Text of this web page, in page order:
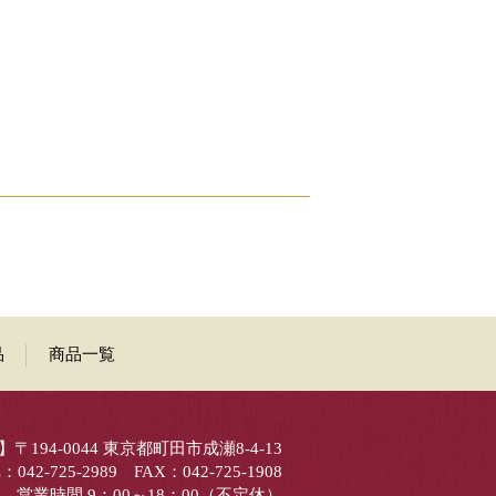
商品一覧
〒194-0044 東京都町田市成瀬8-4-13
042-725-2989 FAX：042-725-1908